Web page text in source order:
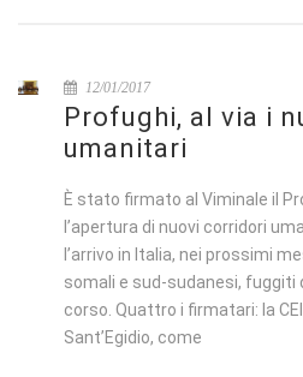
12/01/2017
Profughi, al via i
umanitari
È stato firmato al Viminale il
l’apertura di nuovi corridori
l’arrivo in Italia, nei prossimi
somali e sud-sudanesi, fuggiti
corso. Quattro i firmatari: la
Sant’Egidio, come